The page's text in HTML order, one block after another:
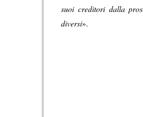
suoi creditori dalla
diversi».